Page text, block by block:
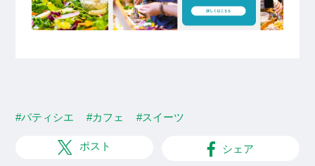
#パティシエ #カフェ #スイーツ
ポスト シェア